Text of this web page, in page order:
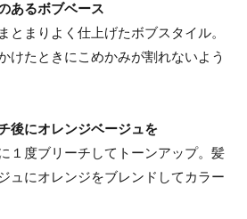
あるボブベース
とまりよく仕上げたボブスタイル。
けたときにこめかみが割れないよう
にオレンジベージュを
１度ブリーチしてトーンアップ。髪
ュにオレンジをブレンドしてカラー